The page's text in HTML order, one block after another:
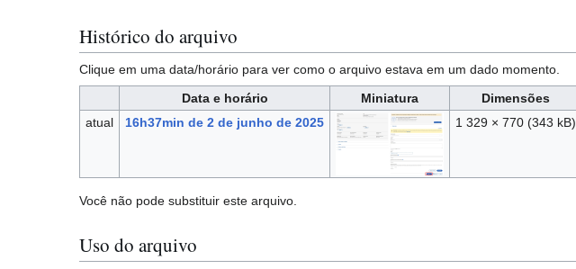
Histórico do arquivo
Clique em uma data/horário para ver como o arquivo estava em um dado momento.
Data e horário
Miniatura Dimensões
atual
16h37min de 2 de junho de 2025 1 329 × 770 (343 kB)
Você não pode substituir este arquivo.
Uso do arquivo